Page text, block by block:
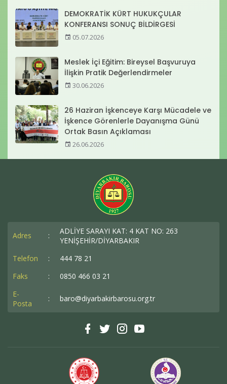
DEMOKRATİK KÜRT HUKUKÇULAR
KONFERANSI SONUÇ BİLDİRGESİ
05.07.2026
Meslek İçi Eğitim: Bireysel Başvuruya
İlişkin Pratik Değerlendirmeler
30.06.2026
26 Haziran İşkenceye Karşı Mücadele ve
İşkence Görenlerle Dayanışma Günü
Ortak Basın Açıklaması
26.06.2026
Adres :
ADLİYE SARAYI KAT: 4 KAT NO: 263
YENİŞEHİR/DİYARBAKIR
Telefon
:
444 78 21
Faks
:
0850 466 03 21
E-
Posta
: baro@diyarbakirbarosu.org.tr